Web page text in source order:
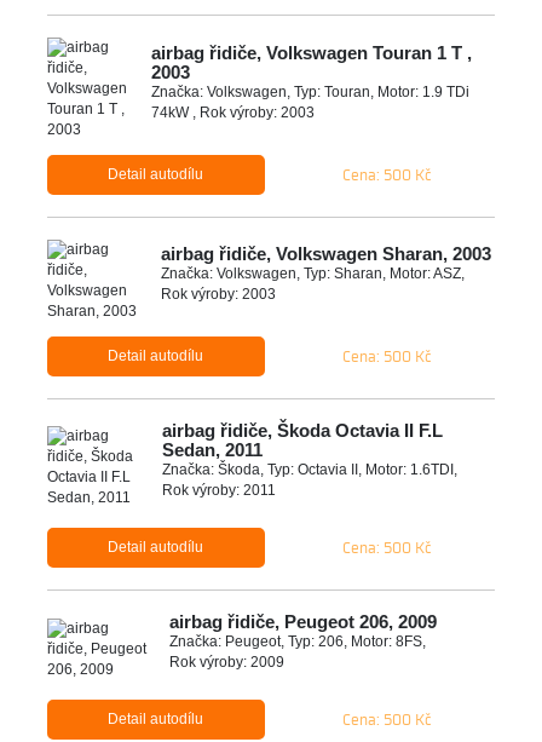
airbag řidiče, Volkswagen Touran 1 T ,
2003
Značka: Volkswagen, Typ: Touran, Motor: 1.9 TDi
74kW , Rok výroby: 2003
Detail autodílu Cena: 500 Kč
airbag řidiče, Volkswagen Sharan, 2003
Značka: Volkswagen, Typ: Sharan, Motor: ASZ,
Rok výroby: 2003
Detail autodílu Cena: 500 Kč
airbag řidiče, Škoda Octavia II F.L
Sedan, 2011
Značka: Škoda, Typ: Octavia II, Motor: 1.6TDI,
Rok výroby: 2011
Detail autodílu Cena: 500 Kč
airbag řidiče, Peugeot 206, 2009
Značka: Peugeot, Typ: 206, Motor: 8FS,
Rok výroby: 2009
Detail autodílu Cena: 500 Kč